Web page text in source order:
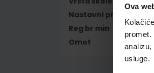
Ova
usluge.
Nastavni predmet
Reg br min
Omot